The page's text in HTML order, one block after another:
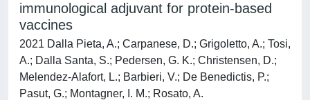
immunological adjuvant for protein-based
vaccines
2021 Dalla Pieta, A.; Carpanese, D.; Grigoletto, A.; Tosi,
A.; Dalla Santa, S.; Pedersen, G. K.; Christensen, D.;
Melendez-Alafort, L.; Barbieri, V.; De Benedictis, P.;
Pasut, G.; Montagner, I. M.; Rosato, A.